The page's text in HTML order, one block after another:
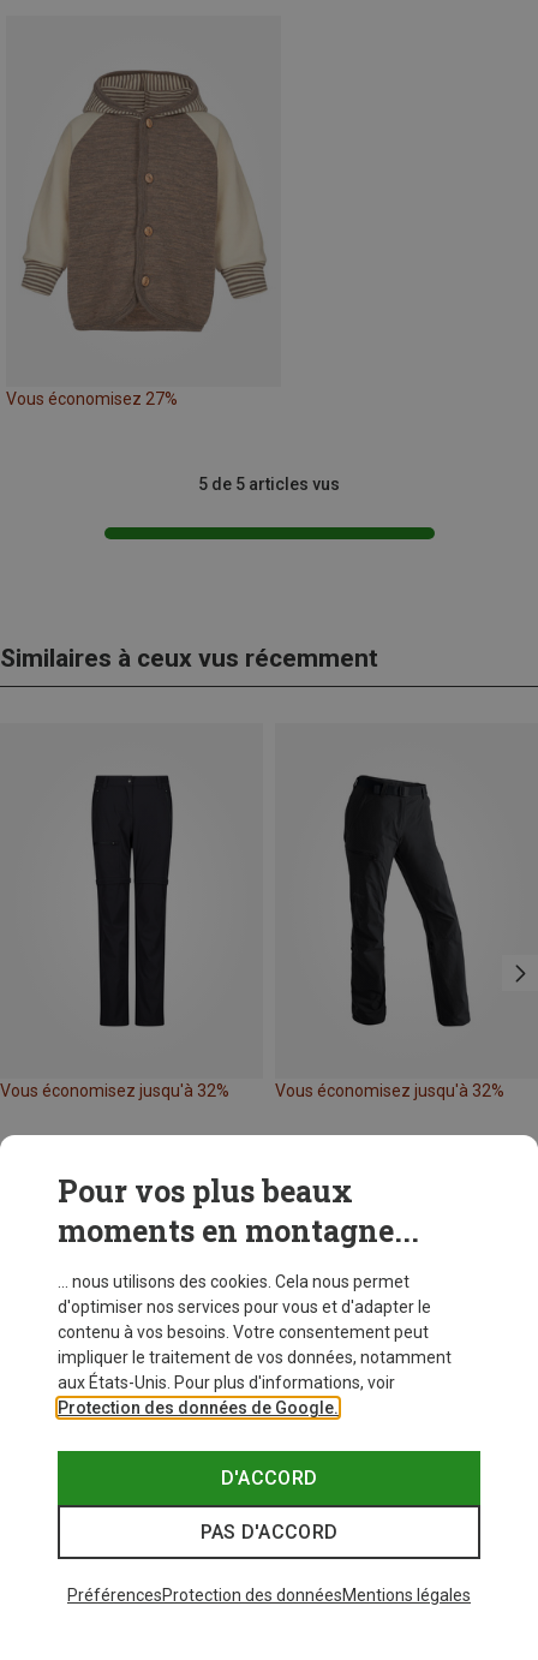
Vous économisez 27%
5 de 5 articles vus
Similaires à ceux vus récemment
Vous économisez jusqu'à 32% Vous économisez jusqu'à 32%
Pour vos plus beaux
moments en montagne...
... nous utilisons des cookies. Cela nous permet
d'optimiser nos services pour vous et d'adapter le
contenu à vos besoins. Votre consentement peut
impliquer le traitement de vos données, notamment
aux États-Unis. Pour plus d'informations, voir
Protection des données de Google.
D'ACCORD
PAS D'ACCORD
PréférencesProtection des donnéesMentions légales